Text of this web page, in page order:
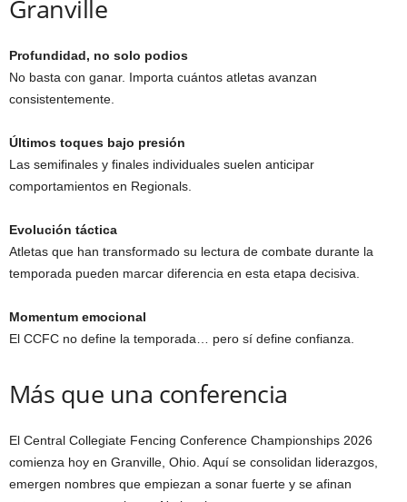
Granville
Profundidad, no solo podios
No basta con ganar. Importa cuántos atletas avanzan
consistentemente.
Últimos toques bajo presión
Las semifinales y finales individuales suelen anticipar
comportamientos en Regionals.
Evolución táctica
Atletas que han transformado su lectura de combate durante la
temporada pueden marcar diferencia en esta etapa decisiva.
Momentum emocional
El CCFC no define la temporada… pero sí define confianza.
Más que una conferencia
El Central Collegiate Fencing Conference Championships 2026
comienza hoy en Granville, Ohio. Aquí se consolidan liderazgos,
emergen nombres que empiezan a sonar fuerte y se afinan